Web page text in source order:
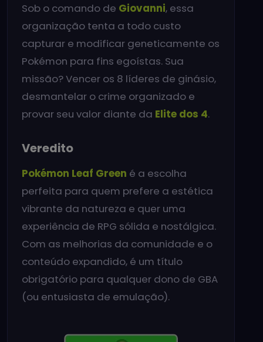
Sob o comando de Giovanni, essa
organização tenta a todo custo
capturar e modificar geneticamente os
Pokémon para fins egoístas. Sua
missão? Vencer os 8 líderes de ginásio,
desmantelar o crime organizado e
provar seu valor diante da Elite dos 4.
Veredito
Pokémon Leaf Green é a escolha
perfeita para quem prefere a estética
vibrante da natureza e quer uma
experiência de RPG sólida e nostálgica.
Com as melhorias da comunidade e o
conteúdo expandido, é um título
obrigatório para qualquer dono de GBA
(ou entusiasta de emulação).